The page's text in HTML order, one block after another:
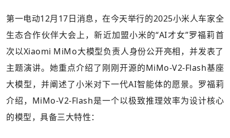
第一电动12月17日消息，在今天举行的2025小米人车家全
生态合作伙伴大会上，新近加盟小米的“AI才女”罗福莉首
次以Xiaomi MiMo大模型负责人身份公开亮相，并发表了
主题演讲。她重点介绍了刚刚开源的MiMo-V2-Flash基座
大模型，并阐述了小米对下一代AI智能体的愿景。罗福莉
介绍，MiMo-V2-Flash是一个以极致推理效率为设计核心
的模型，具备三大特性：